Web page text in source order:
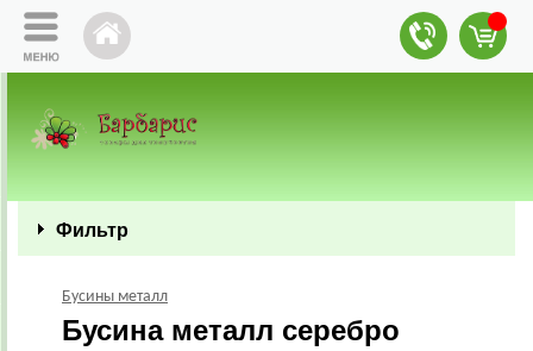
Фильтр
Бусины металл
Бусина металл серебро